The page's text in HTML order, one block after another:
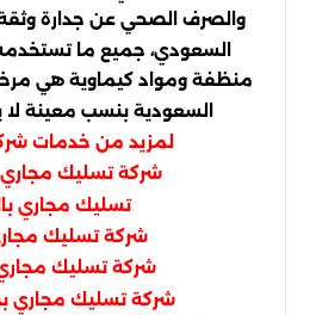
والصرف الصحي عن جدارة
السعودي، جميع ما
منظفة ومواد كيماوية هي
السعودية بنسب معينة لا
لمزيد من خدمات
شركة تسليك مجاري
تسليك مجاري
شركة تسليك
شركة تسليك مجاري
شركة تسليك مجاري